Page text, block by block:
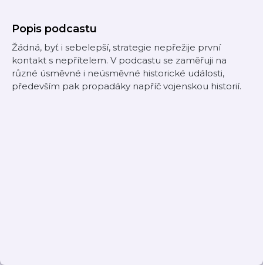
Popis podcastu
Žádná, byť i sebelepší, strategie nepřežije první
kontakt s nepřítelem. V podcastu se zaměřuji na
různé úsměvné i neúsměvné historické události,
především pak propadáky napříč vojenskou historií.